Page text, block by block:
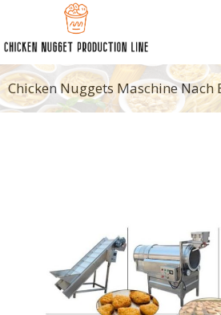
springen
Chicken Nuggets Maschine Nach